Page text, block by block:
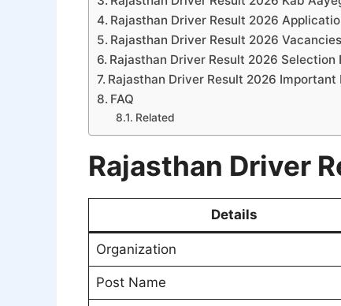
Rajasthan Driver Result 2026
Rajasthan Driver Result 2026
Rajasthan Driver Result 2026 Selection
Rajasthan Driver Result 2026 Important
FAQ
Related
Rajasthan Driver
Details
Organization
Post Name